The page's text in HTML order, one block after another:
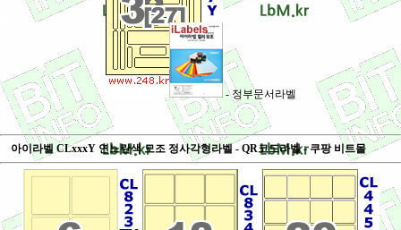
- 정부문서라벨
아이라벨 CLxxxY 연노란색 모조 정사각형라벨 - QR코드라벨 - 쿠팡 비트몰